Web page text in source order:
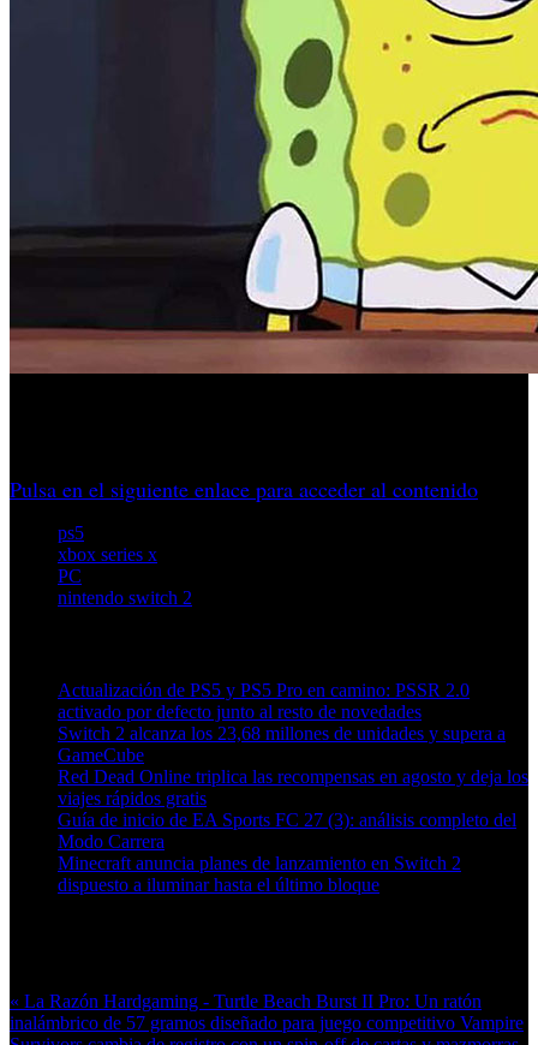
Pulsa en el siguiente enlace para acceder al contenido
ps5
xbox series x
PC
nintendo switch 2
Actualización de PS5 y PS5 Pro en camino: PSSR 2.0
activado por defecto junto al resto de novedades
Switch 2 alcanza los 23,68 millones de unidades y supera a
GameCube
Red Dead Online triplica las recompensas en agosto y deja los
viajes rápidos gratis
Guía de inicio de EA Sports FC 27 (3): análisis completo del
Modo Carrera
Minecraft anuncia planes de lanzamiento en Switch 2
dispuesto a iluminar hasta el último bloque
« La Razón Hardgaming - Turtle Beach Burst II Pro: Un ratón
inalámbrico de 57 gramos diseñado para juego competitivo Vampire